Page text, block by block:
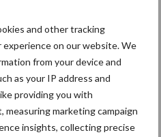
and other tracking
on our website. We
from your device and
as your IP address and
providing you with
measuring marketing campaign
insights, collecting precise
breidt gamma
bulldozers uit